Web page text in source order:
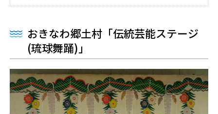
おきなわ郷土村「伝統芸能ステージ
(琉球舞踊)」